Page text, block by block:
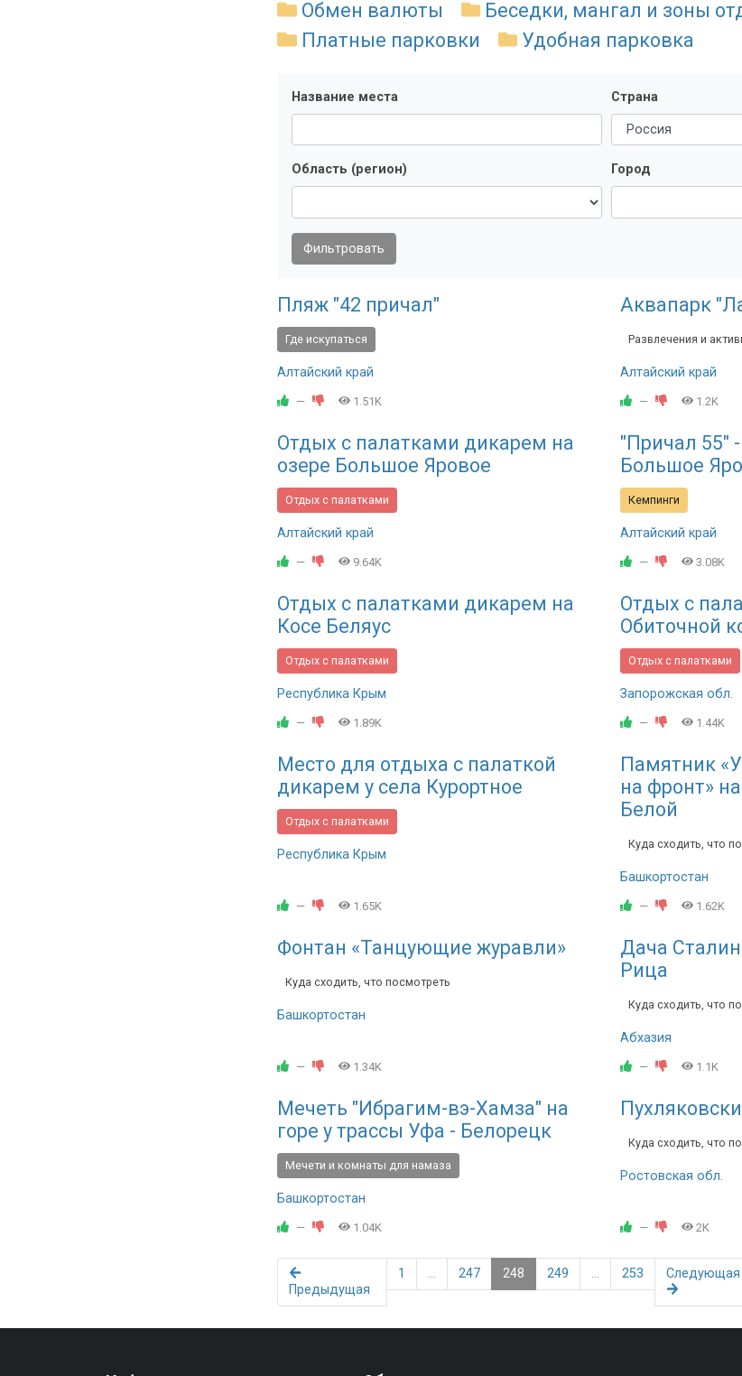
Обмен валюты
Беседки, мангал и зоны
Платные парковки
Удобная парковка
Название места Страна
Область (регион) Город
Фильтровать
Пляж "42 причал"
Где искупаться
Алтайский край
— 1.51K
Аквапарк
Развлечения и
Алтайский край
— 1.2K
Отдых с палатками дикарем на
озере Большое Яровое
Отдых с палатками
Алтайский край
— 9.64K
"Причал 55"
Большое
Кемпинги
Алтайский край
— 3.08K
Отдых с палатками дикарем на
Косе Беляус
Отдых с палатками
Республика Крым
— 1.89K
Отдых с
Обиточной
Отдых с палатками
Запорожская обл.
— 1.44K
Место для отдыха с палаткой
дикарем у села Курортное
Отдых с палатками
Республика Крым
— 1.65K
Памятник
на фронт»
Белой
Куда сходить, что
Башкортостан
— 1.62K
Фонтан «Танцующие журавли»
Куда сходить, что посмотреть
Башкортостан
— 1.34K
Дача
Рица
Куда сходить, что
Абхазия
— 1.1K
Мечеть "Ибрагим-вэ-Хамза" на
горе у трассы Уфа - Белорецк
Мечети и комнаты для намаза
Башкортостан
— 1.04K
Куда сходить, что
Ростовская обл.
— 2K
Предыдущая
1 ... 247 248 249 ... 253 Следующая